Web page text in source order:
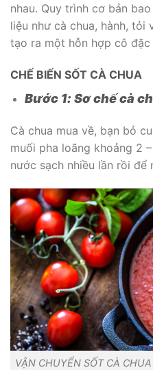
nhau. Quy trình cơ bản
liệu như cà chua, hành, tỏi
tạo ra một hỗn hợp cô
CHẾ BIẾN SỐT CÀ CHUA
Bước 1: Sơ chế cà
Cà chua mua về, bạn bỏ
muối pha loãng khoảng 2
nước sạch nhiều lần rồi để
VẬN CHUYỂN SỐT CÀ